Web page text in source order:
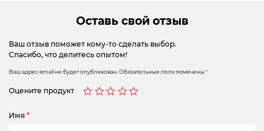
Оставь свой отзыв
Ваш отзыв поможет кому-то сделать выбор.
Спасибо, что делитесь опытом!
Ваш адрес email не будет опубликован. Обязательные поля помечены*
Оцените продукт
Имя *